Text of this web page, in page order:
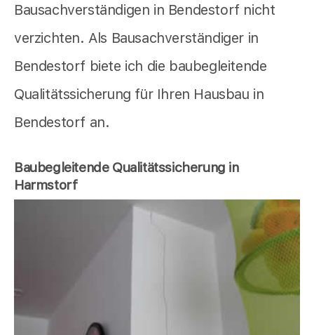
Bausachverständigen in Bendestorf nicht
verzichten. Als Bausachverständiger in
Bendestorf biete ich die baubegleitende
Qualitätssicherung für Ihren Hausbau in
Bendestorf an.
Baubegleitende Qualitätssicherung in
Harmstorf